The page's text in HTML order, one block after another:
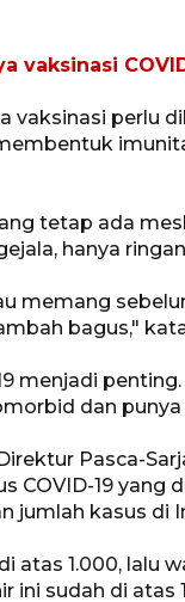
vaksinasi
vaksinasi perlu
tetap ada
hanya
memang
bagus,"
menjadi
dan
Pasca-
COVID-19 yang
kasus di
atas 1.000, lalu
ini sudah di atas